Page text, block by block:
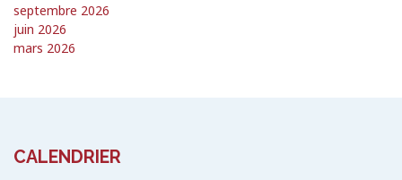
septembre 2026
juin 2026
mars 2026
CALENDRIER